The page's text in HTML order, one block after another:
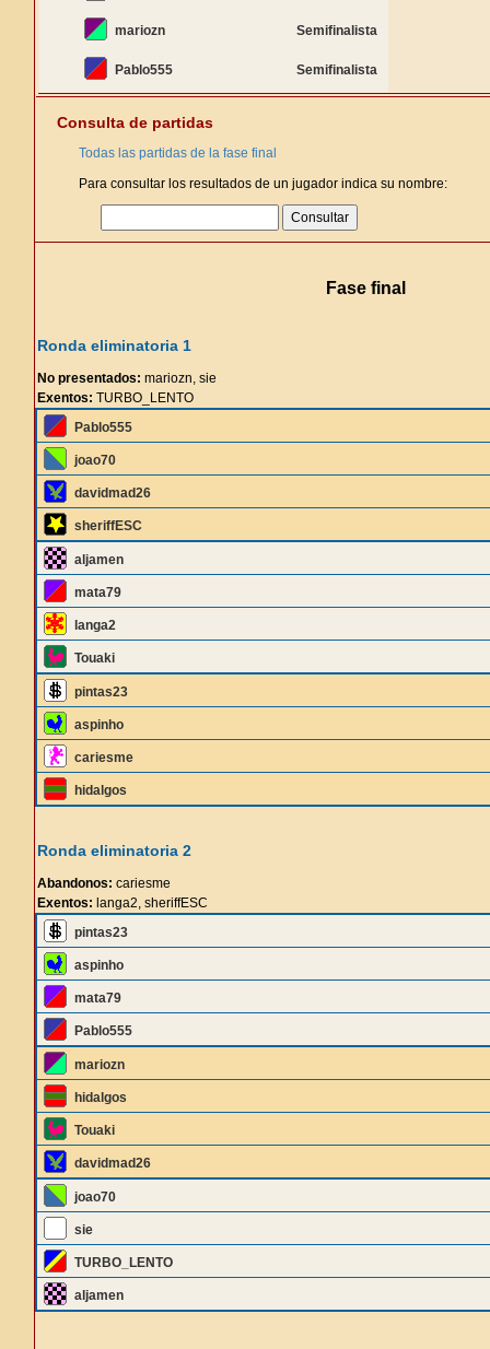
mariozn Semifinalista
Pablo555 Semifinalista
Consulta de partidas
Todas las partidas de la fase final
Para consultar los resultados de un jugador indica su nombre:
Fase final
Ronda eliminatoria 1
No presentados: mariozn, sie
Exentos: TURBO_LENTO
Pablo555
joao70
davidmad26
sheriffESC
aljamen
mata79
langa2
Touaki
pintas23
aspinho
cariesme
hidalgos
Ronda eliminatoria 2
Abandonos: cariesme
Exentos: langa2, sheriffESC
pintas23
aspinho
mata79
Pablo555
mariozn
hidalgos
Touaki
davidmad26
joao70
sie
TURBO_LENTO
aljamen